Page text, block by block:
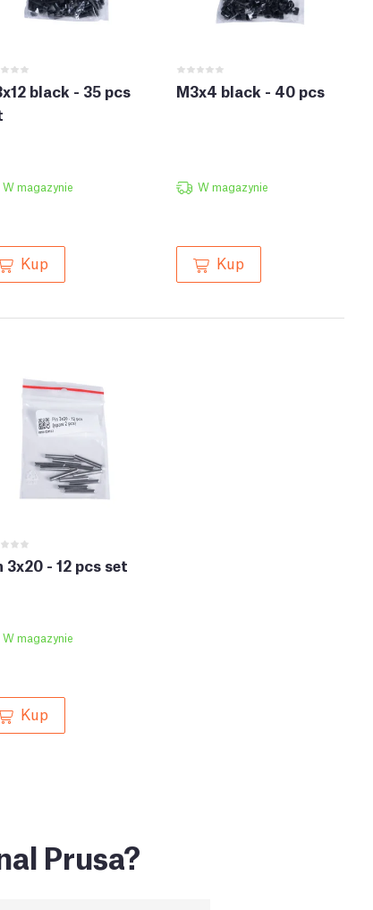
black - 35 pcs
W magazynie
Kup
M3x4 black - 40 pcs
W magazynie
Kup
3x20 - 12 pcs set
W magazynie
Kup
Prusa?